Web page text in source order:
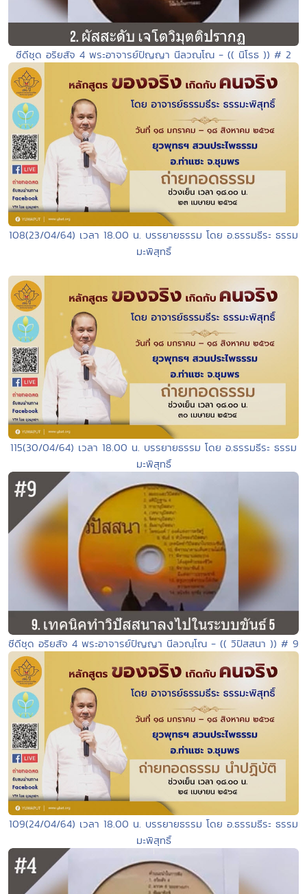
ซีดีชุด อริยสัจ 4 พระอาจารย์ปัญญา นีลวณฺโณ - (( นิโรธ )) # 2
108(23/04/64) เวลา 18.00 น. บรรยายธรรม โดย อ.ธรรมธีระ ธรรม
มะพิสุทธิ์
115(30/04/64) เวลา 18.00 น. บรรยายธรรม โดย อ.ธรรมธีระ ธรรม
มะพิสุทธิ์
ซีดีชุด อริยสัจ 4 พระอาจารย์ปัญญา นีลวณฺโณ - (( วิปัสสนา )) # 9
109(24/04/64) เวลา 18.00 น. บรรยายธรรม โดย อ.ธรรมธีระ ธรรม
มะพิสุทธิ์